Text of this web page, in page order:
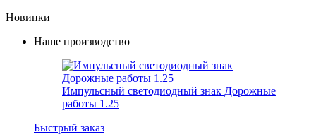
Новинки
Наше производство
Импульсный светодиодный знак Дорожные
работы 1.25
Быстрый заказ